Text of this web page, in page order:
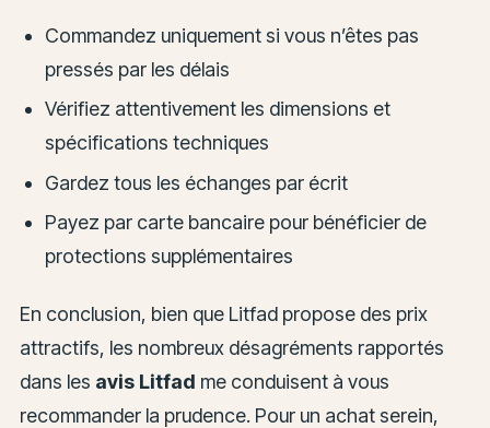
Commandez uniquement si vous n’êtes pas
pressés par les délais
Vérifiez attentivement les dimensions et
spécifications techniques
Gardez tous les échanges par écrit
Payez par carte bancaire pour bénéficier de
protections supplémentaires
En conclusion, bien que Litfad propose des prix
attractifs, les nombreux désagréments rapportés
dans les avis Litfad me conduisent à vous
recommander la prudence. Pour un achat serein,